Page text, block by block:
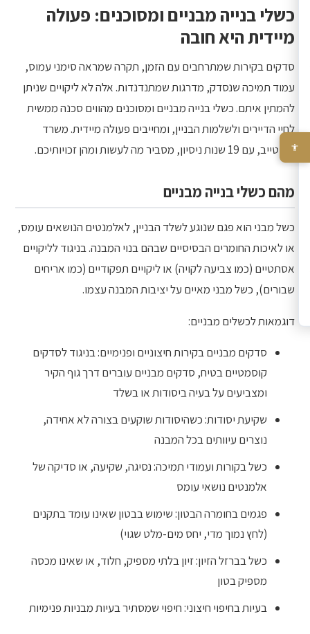
כשלי בנייה מבניים ומסוכנים: פעולה
מיידית היא חובה
סדקים בקירות שמתרחבים עם הזמן, תקרה שמראה סימני עמוס,
עמוד תמיכה שנסדק, מדרגות שמתנדנדות. אלה לא ליקויים שניתן
להמתין איתם. כשלי בנייה מבניים ומסוכנים מהווים סכנה ממשית
לחיי הדיירים ולשלמות הבניין, ומחייבים פעולה מיידית. משרד
לב-טייב, עם 19 שנות ניסיון, מסביר מה לעשות ומהן זכויותיכם.
מהם כשלי בנייה מבניים
כשל מבני הוא פגם שנוגע לשלד הבניין, לאלמנטים הנושאים עומס,
או לאיכות החומרים הבסיסיים שבהם בנוי המבנה. בניגוד לליקויים
אסתטיים (כמו צביעה לקויה) או ליקויים תפקודיים (כמו אריחים
שבורים), כשל מבני מאיים על יציבות המבנה עצמו.
דוגמאות לכשלים מבניים:
סדקים מבניים בקירות חיצוניים ופנימיים: בניגוד לסדקים
קוסמטיים בטיח, סדקים מבניים עוברים דרך גוף הקיר
ומצביעים על בעיה ביסודות או בשלד
שקיעת יסודות: כשהיסודות שוקעים בצורה לא אחידה,
נוצרים עיוותים בכל המבנה
כשל בקורות ועמודי תמיכה: נסיגה, שקיעה, או סדיקה של
אלמנטים נושאי עומס
פגמים בחומרה הבטון: שימוש בבטון שאינו עומד בתקנים
(לחץ נמוך מדי, יחס מים-מלט שגוי)
כשל בברזל הזיון: זיון בלתי מספיק, חלוד, או שאינו מכסה
מספיק בטון
בעיות בחיפוי חיצוני: חיפוי שמסתיר בעיות מבניות פנימיות